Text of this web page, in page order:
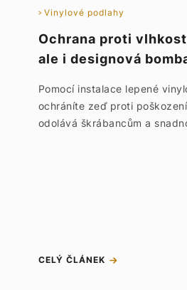
Vinylové podlahy
Ochrana proti
ale i designová
Pomocí instalace lepené
ochráníte zeď proti
odolává škrábancům a
CELÝ ČLÁNEK